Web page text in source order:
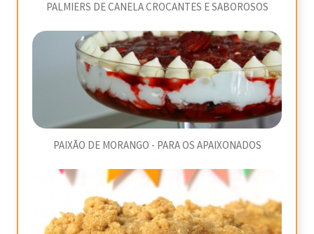
PALMIERS DE CANELA CROCANTES E SABOROSOS
PAIXÃO DE MORANGO - PARA OS APAIXONADOS